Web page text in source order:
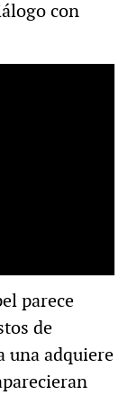
con
parece
de
una adquiere